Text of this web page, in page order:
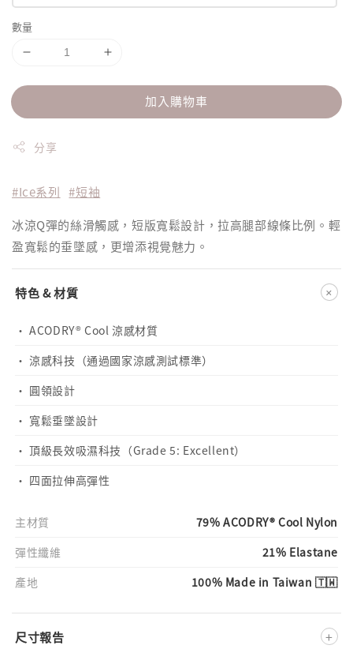
數量
加入購物車
分享
#Ice系列 #短袖
冰涼Q彈的絲滑觸感，短版寬鬆設計，拉高腿部線條比例。輕
盈寬鬆的垂墜感，更增添視覺魅力。
特色 & 材質 +
· ACODRY® Cool 涼感材質
· 涼感科技（通過國家涼感測試標準）
· 圓領設計
· 寬鬆垂墜設計
· 頂級長效吸濕科技（Grade 5: Excellent）
· 四面拉伸高彈性
主材質
79% ACODRY® Cool Nylon
彈性纖維
21% Elastane
產地
100% Made in Taiwan 🇹🇼
尺寸報告 +